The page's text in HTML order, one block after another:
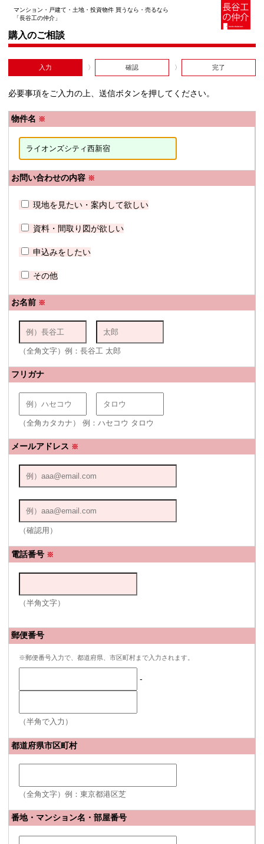
マンション・戸建て・土地・投資物件 買うなら・売るなら
「長谷工の仲介」
購入のご相談
入力 確認 完了
必要事項をご入力の上、送信ボタンを押してください。
物件名 ※
お問い合わせの内容 ※
現地を見たい・案内して欲しい
資料・間取り図が欲しい
申込みをしたい
その他
お名前 ※
（全角文字）例：長谷工 太郎
フリガナ
（全角カタカナ） 例：ハセコウ タロウ
メールアドレス ※
（確認用）
電話番号 ※
（半角文字）
郵便番号
※郵便番号入力で、都道府県、市区町村まで入力されます。
-
（半角で入力）
都道府県市区町村
（全角文字）例：東京都港区芝
番地・マンション名・部屋番号